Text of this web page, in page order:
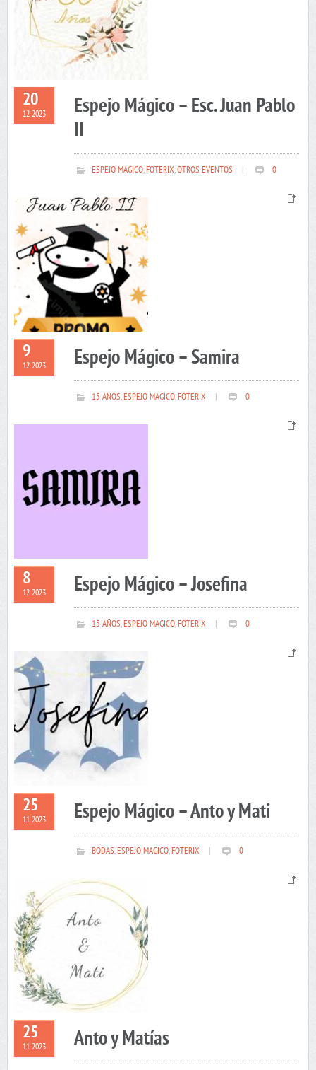
20
12 2023
Espejo Mágico – Esc. Juan Pablo
II
ESPEJO MAGICO,FOTERIX,OTROS EVENTOS 0
9
12 2023 Espejo Mágico – Samira
15 AÑOS,ESPEJO MAGICO,FOTERIX 0
8
12 2023 Espejo Mágico – Josefina
15 AÑOS,ESPEJO MAGICO,FOTERIX 0
25
11 2023 Espejo Mágico – Anto y Mati
BODAS,ESPEJO MAGICO,FOTERIX 0
25
11 2023 Anto y Matías